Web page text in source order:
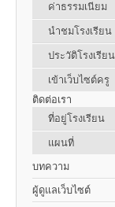
ค่าธรรมเนียม
นำชมโรงเรียน
ประวัติโรงเรียน
เข้าเว็บไซต์ครู
ติดต่อเรา
ที่อยู่โรงเรียน
แผนที่
บทความ
ผู้ดูแลเว็บไซต์